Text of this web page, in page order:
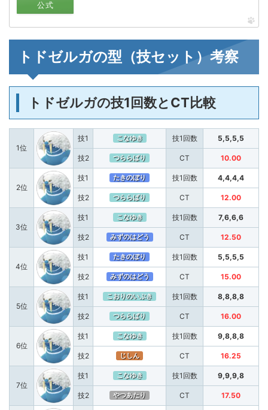
公式
トドゼルガの型（技セット）考察
トドゼルガの技1回数とCT比較
1位
技1 こなゆき 技1回数 5,5,5,5
技2 つららばり CT 10.00
2位
技1 たきのぼり 技1回数 4,4,4,4
技2 つららばり CT 12.00
3位
技1 こなゆき 技1回数 7,6,6,6
技2 みずのはどう CT 12.50
4位
技1 たきのぼり 技1回数 5,5,5,5
技2 みずのはどう CT 15.00
5位
技1 こおりのいぶき 技1回数 8,8,8,8
技2 つららばり CT 16.00
6位
技1 こなゆき 技1回数 9,8,8,8
技2 じしん CT 16.25
7位
技1 こなゆき 技1回数 9,9,9,8
技2 やつあたり CT 17.50